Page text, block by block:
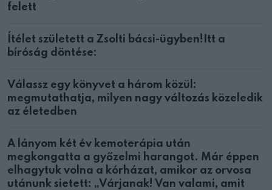
felett
Ítélet született a Zsolti bácsi-ügyben!Itt a
bíróság döntése:
Válassz egy könyvet a három közül:
megmutathatja, milyen nagy változás közeledik
az életedben
A lányom két év kemoterápia után
megkongatta a győzelmi harangot. Már éppen
elhagytuk volna a kórházat, amikor az orvosa
utánunk sietett: „Várjanak! Van valami, amit